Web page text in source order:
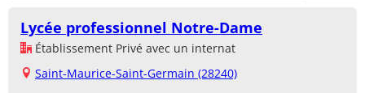
Lycée professionnel Notre-Dame
Établissement Privé avec un internat
Saint-Maurice-Saint-Germain (28240)